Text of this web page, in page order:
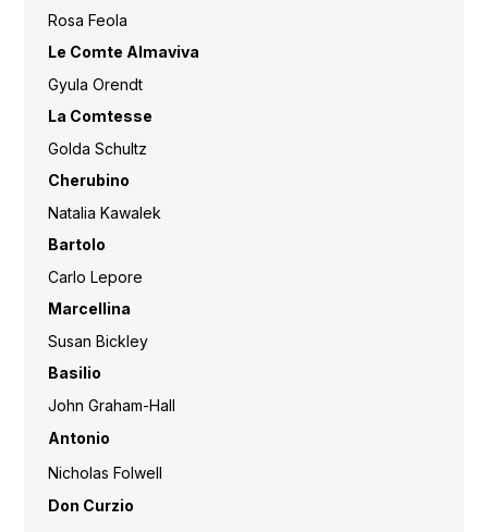
Rosa Feola
Le Comte Almaviva
Gyula Orendt
La Comtesse
Golda Schultz
Cherubino
Natalia Kawalek
Bartolo
Carlo Lepore
Marcellina
Susan Bickley
Basilio
John Graham-Hall
Antonio
Nicholas Folwell
Don Curzio